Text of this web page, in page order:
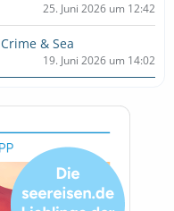
25. Juni 2026 um 12:42
& Sea
19. Juni 2026 um 14:02